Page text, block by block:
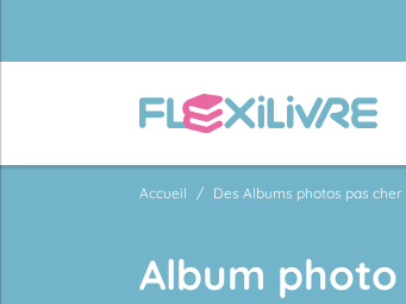
Accueil Des Albums photos pas cher
Album